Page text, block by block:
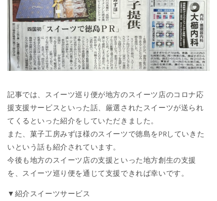
記事では、スイーツ巡り便が地方のスイーツ店のコロナ応
援支援サービスといった話、厳選されたスイーツが送られ
てくるといった紹介をしていただきました。
また、菓子工房みずほ様のスイーツで徳島をPRしていきた
いという話も紹介されています。
今後も地方のスイーツ店の支援といった地方創生の支援
を、スイーツ巡り便を通じて支援できれば幸いです。
▼紹介スイーツサービス